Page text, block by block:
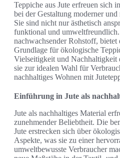
Teppiche aus Jute erfreuen sich
bei der Gestaltung moderner
Sie sind nicht nur ästhetisch
funktional und umweltfreundlich.
nachwachsender Rohstoff, bietet
Grundlage für ökologische
Vielseitigkeit und Nachhaltigkeit
sie zur idealen Wahl für
nachhaltiges Wohnen mit
Einführung in Jute als
Jute als nachhaltiges Material
zunehmender Beliebtheit. Die
Jute erstrecken sich über
Aspekte, was sie zu einer
umweltbewusste Verbraucher